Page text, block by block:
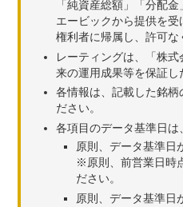
「純資産総額」「分配
エービックから提供を
権利者に帰属し、許可
レーティングは、「株
来の運用成果等を保証し
各情報は、記載した銘
ださい。
各項目のデータ基準日は
原則、データ基準日
※原則、前営業日時
ださい。
原則、データ基準日